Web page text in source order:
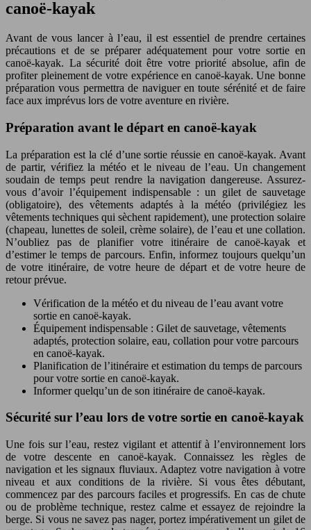
canoë-kayak
Avant de vous lancer à l’eau, il est essentiel de prendre certaines
précautions et de se préparer adéquatement pour votre sortie en
canoë-kayak. La sécurité doit être votre priorité absolue, afin de
profiter pleinement de votre expérience en canoë-kayak. Une bonne
préparation vous permettra de naviguer en toute sérénité et de faire
face aux imprévus lors de votre aventure en rivière.
Préparation avant le départ en canoë-kayak
La préparation est la clé d’une sortie réussie en canoë-kayak. Avant
de partir, vérifiez la météo et le niveau de l’eau. Un changement
soudain de temps peut rendre la navigation dangereuse. Assurez-
vous d’avoir l’équipement indispensable : un gilet de sauvetage
(obligatoire), des vêtements adaptés à la météo (privilégiez les
vêtements techniques qui sèchent rapidement), une protection solaire
(chapeau, lunettes de soleil, crème solaire), de l’eau et une collation.
N’oubliez pas de planifier votre itinéraire de canoë-kayak et
d’estimer le temps de parcours. Enfin, informez toujours quelqu’un
de votre itinéraire, de votre heure de départ et de votre heure de
retour prévue.
Vérification de la météo et du niveau de l’eau avant votre
sortie en canoë-kayak.
Équipement indispensable : Gilet de sauvetage, vêtements
adaptés, protection solaire, eau, collation pour votre parcours
en canoë-kayak.
Planification de l’itinéraire et estimation du temps de parcours
pour votre sortie en canoë-kayak.
Informer quelqu’un de son itinéraire de canoë-kayak.
Sécurité sur l’eau lors de votre sortie en canoë-kayak
Une fois sur l’eau, restez vigilant et attentif à l’environnement lors
de votre descente en canoë-kayak. Connaissez les règles de
navigation et les signaux fluviaux. Adaptez votre navigation à votre
niveau et aux conditions de la rivière. Si vous êtes débutant,
commencez par des parcours faciles et progressifs. En cas de chute
ou de problème technique, restez calme et essayez de rejoindre la
berge. Si vous ne savez pas nager, portez impérativement un gilet de